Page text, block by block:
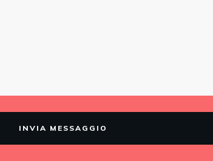
INVIA MESSAGGIO